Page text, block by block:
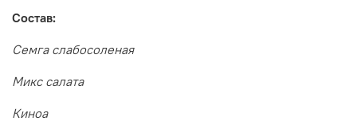
Состав:
Семга слабосоленая
Микс салата
Киноа